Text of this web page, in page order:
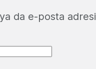
ya da e-posta adresi